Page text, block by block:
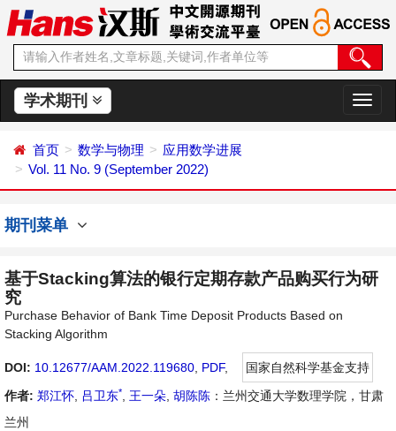
学术期刊
切
换
首页 数学与物理
应用数学进展
Vol. 11 No. 9 (September 2022)
期刊菜单
基于Stacking算法的银行定期存款产品购买行为研
究
Purchase Behavior of Bank Time Deposit Products Based on
Stacking Algorithm
DOI: 10.12677/AAM.2022.119680 PDF,
国家自然科学基金支持
作者: 郑江怀 吕卫东* 王一朵 胡陈陈 ：兰州交通大学数理学院，甘肃
兰州